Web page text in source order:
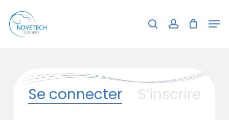
main
searchaccount
Panier Close
Cart
Se connecter S’inscrire